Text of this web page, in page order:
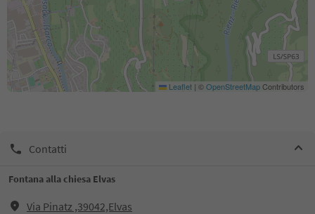
Leaflet | ©OpenStreetMapContributors
Contatti
Fontana alla chiesa Elvas
Via Pinatz ,39042,Elvas